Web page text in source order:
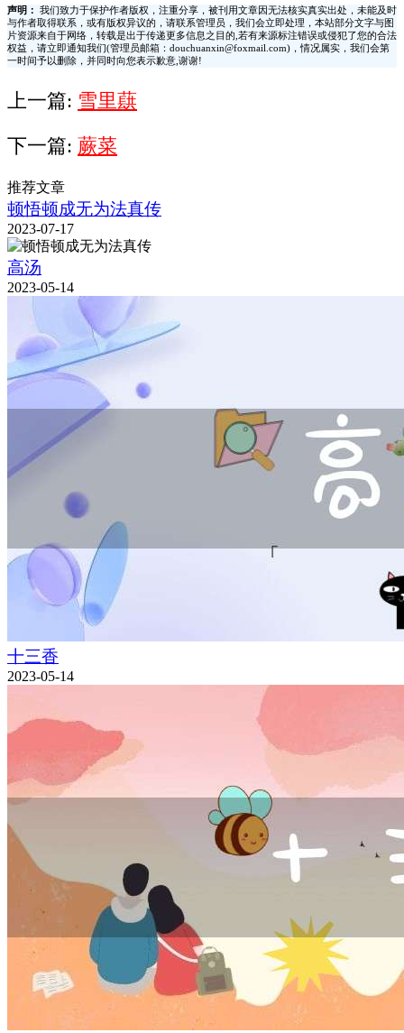
声明：
我们致力于保护作者版权，注重分享，被刊用文章因无法核实真实出处，未能及时
与作者取得联系，或有版权异议的，请联系管理员，我们会立即处理，本站部分文字与图
片资源来自于网络，转载是出于传递更多信息之目的,若有来源标注错误或侵犯了您的合法
权益，请立即通知我们(管理员邮箱：douchuanxin@foxmail.com)，情况属实，我们会第
一时间予以删除，并同时向您表示歉意,谢谢!
上一篇: 雪里蕻
下一篇: 蕨菜
推荐文章
顿悟顿成无为法真传
2023-07-17
高汤
2023-05-14
十三香
2023-05-14